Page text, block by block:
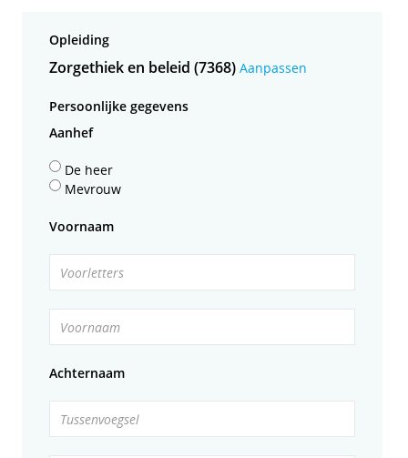
Opleiding
Zorgethiek en beleid (7368) Aanpassen
Persoonlijke gegevens
Aanhef
De heer
Mevrouw
Voornaam
Voorletters
Voornaam
Achternaam
Tussenvoegsel